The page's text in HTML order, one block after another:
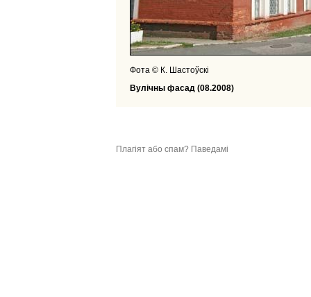
Фота © К. Шастоўскі
Вулічны фасад (08.2008)
Плагіят або спам? Паведамі